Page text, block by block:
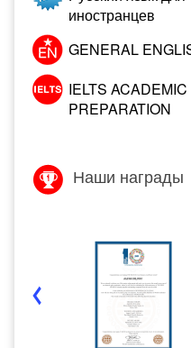
иностранцев
GENERAL
IELTS ACADEMIC
PREPARATION
Наши награды